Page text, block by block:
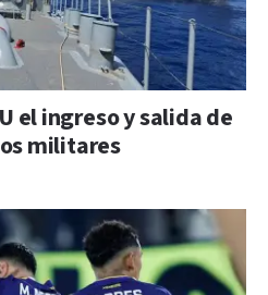
el ingreso y salida de
militares